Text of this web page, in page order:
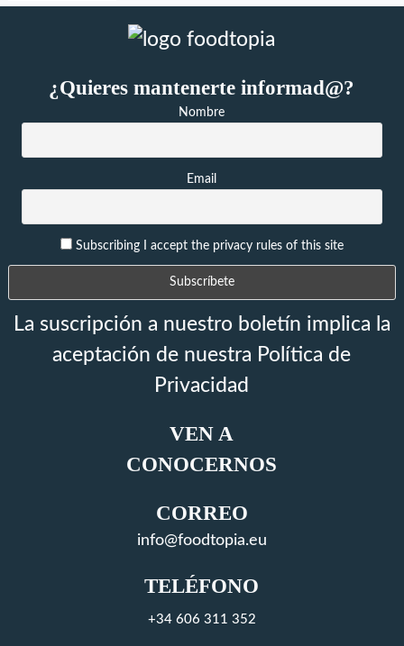
¿Quieres mantenerte informad@?
Nombre
Email
Subscribing I accept the privacy rules of this site
La suscripción a nuestro boletín implica la
aceptación de nuestra Política de
Privacidad
VEN A
CONOCERNOS
CORREO
info@foodtopia.eu
TELÉFONO
+34 606 311 352